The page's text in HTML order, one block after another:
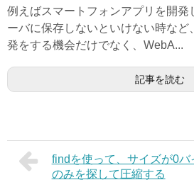
例えばスマートフォンアプリを開発
ーバに保存しないといけない時など
発をする機会だけでなく、WebA...
記事を読む
findを使って、サイズが0
のみを探して圧縮する